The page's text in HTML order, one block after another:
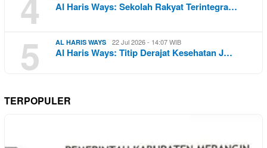
Al Haris Ways: Sekolah Rakyat Terintegra…
5 AL HARIS WAYS 22 Jul 2026 - 14:07 WIB
Al Haris Ways: Titip Derajat Kesehatan J…
TERPOPULER